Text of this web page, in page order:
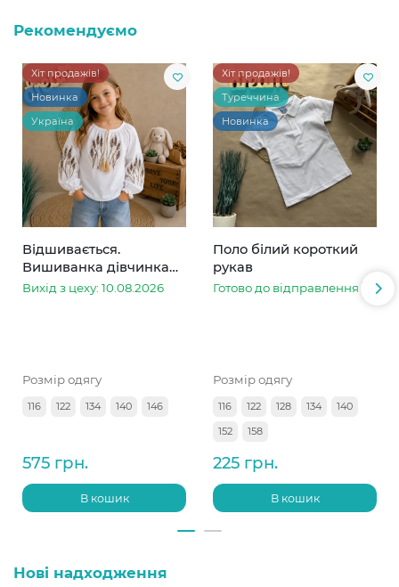
Рекомендуємо
Хіт продажів!
Новинка
Україна
Відшивається.
Вишиванка дівчинка
колоски
Вихід з цеху: 10.08.2026
Розмір одягу
116 122 134 140 146
575 грн.
В кошик
Хіт продажів!
Туреччина
Новинка
Поло білий короткий
рукав
Готово до відправлення
Розмір одягу
116 122 128 134
140
152
158
225 грн.
В кошик
Нові надходження